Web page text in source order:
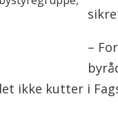
–
ikke kutter i